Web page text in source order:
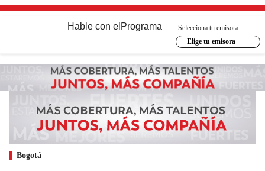
Hable con el Programa
Selecciona tu emisora
Elige tu emisora
Bogotá